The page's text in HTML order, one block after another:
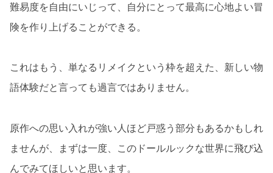
難易度を自由にいじって、自分にとって最高に心地よい冒
険を作り上げることができる。
これはもう、単なるリメイクという枠を超えた、新しい物
語体験だと言っても過言ではありません。
原作への思い入れが強い人ほど戸惑う部分もあるかもしれ
ませんが、まずは一度、このドールルックな世界に飛び込
んでみてほしいと思います。